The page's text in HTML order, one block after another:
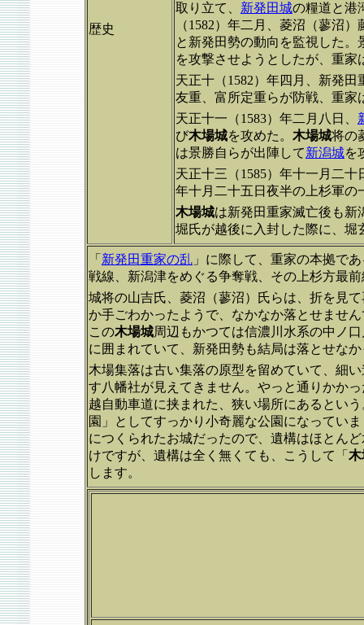
歴史
取り立て、 新発田城の糧道と港
（1582）年二月、菱沼（蓼沼
と新発田勢の動向を監視した。
を攻撃させようとしたが、重家
天正十（1582）年四月、新発田
友重、富所定重らが防戦、重家
天正十一（1583）年二月八日、
び木場城を攻めた。 木場城将の
は景勝自らが出陣して新潟城を
天正十三（1585）年十一月二十
年十月二十五日夜半の上杉軍の
木場城は新発田重家滅亡後も新
堀氏が越後に入封した際に、堀
「 新発田重家の乱 」に際して、重家の本拠で
戦線、新潟津をめぐる争奪戦、その上杉方最
城将の山吉氏、菱沼（蓼沼）氏らは、折を見
か手ごわかったようで、なかなか落とせませ
この木場城周辺もかつては信濃川水系の中ノ
に囲まれていて、新発田勢も結局は落とせな
木場集落は古い集落の原型を留めていて、細
す八幡社が見えてきません。やっと通りかか
越自動車道に挟まれた、狭い場所にあるとい
園」としてすっかり小奇麗な公園になってい
につくられたお城だったので、遺構はほとん
けですが、遺構は全く無くても、こうして「 木
します。